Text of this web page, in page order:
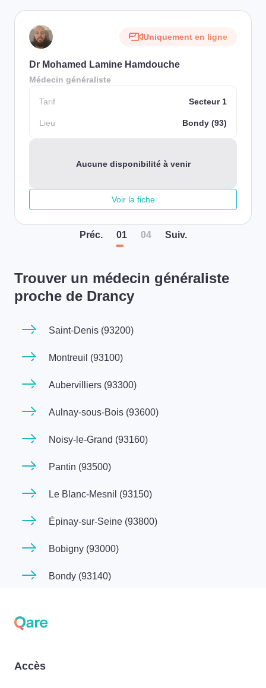
Uniquement en ligne
Dr Mohamed Lamine Hamdouche
Médecin généraliste
Tarif Secteur 1
Lieu Bondy (93)
Aucune disponibilité à venir
Voir la fiche
Préc. 01 04 Suiv.
Trouver un médecin généraliste
proche de Drancy
Saint-Denis (93200)
Montreuil (93100)
Aubervilliers (93300)
Aulnay-sous-Bois (93600)
Noisy-le-Grand (93160)
Pantin (93500)
Le Blanc-Mesnil (93150)
Épinay-sur-Seine (93800)
Bobigny (93000)
Bondy (93140)
Accès